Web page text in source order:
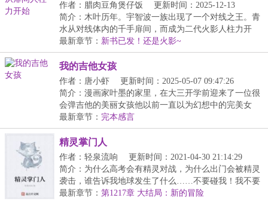
作者：腊肉豆角煲仔饭
更新时间：2025-12-13
12:35:53
简介：木叶历年。宇智波一族出现了一个对线之王。青
水从对线体内的千手扉间，而成为二代火影人柱力开
始…...
最新章节： 新书已发！还是火影~
我的吉他女孩
作者：唐小虾
更新时间：2025-05-07 09:47:26
简介：漫画家叶墨的家里，在大三开学前迎来了一位很
会弹吉他的美丽女孩他以前一直以为幻想中的完美女
友，...
最新章节： 完本感言
精灵掌门人
作者：轻泉流响
更新时间：2021-04-30 21:14:29
简介：为什么高考会有精灵对战，为什么出门会被精灵
袭击，谁告诉我地球发生了什么……不要碰我！我不要
吃...
最新章节： 第1217章 大结局：新的冒险